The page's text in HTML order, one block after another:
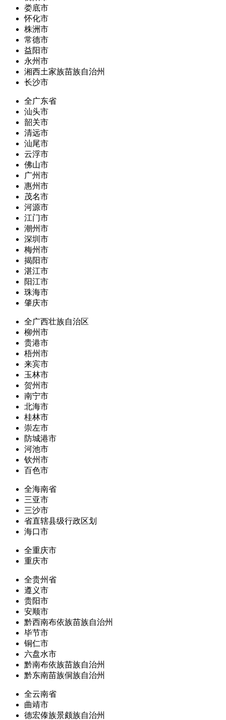
娄底市
怀化市
株洲市
常德市
益阳市
永州市
湘西土家族苗族自治州
长沙市
全广东省
汕头市
韶关市
清远市
汕尾市
云浮市
佛山市
广州市
惠州市
茂名市
河源市
江门市
潮州市
深圳市
梅州市
揭阳市
湛江市
阳江市
珠海市
肇庆市
全广西壮族自治区
柳州市
贵港市
梧州市
来宾市
玉林市
贺州市
南宁市
北海市
桂林市
崇左市
防城港市
河池市
钦州市
百色市
全海南省
三亚市
三沙市
省直辖县级行政区划
海口市
全重庆市
重庆市
全贵州省
遵义市
贵阳市
安顺市
黔西南布依族苗族自治州
毕节市
铜仁市
六盘水市
黔南布依族苗族自治州
黔东南苗族侗族自治州
全云南省
曲靖市
德宏傣族景颇族自治州